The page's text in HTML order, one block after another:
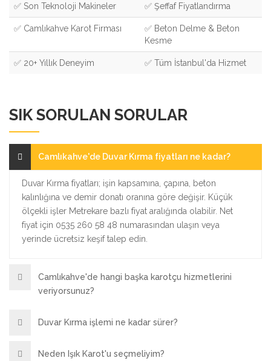
✅ Son Teknoloji Makineler ✅ Şeffaf Fiyatlandırma
✅ Camlıkahve Karot Firması
✅ Beton Delme & Beton
Kesme
✅ 20+ Yıllık Deneyim ✅ Tüm İstanbul'da Hizmet
SIK SORULAN SORULAR
Camlıkahve'de Duvar Kırma fiyatları ne kadar?
Duvar Kırma fiyatları; işin kapsamına, çapına, beton
kalınlığına ve demir donatı oranına göre değişir. Küçük
ölçekli işler Metrekare bazlı fiyat aralığında olabilir. Net
fiyat için 0535 260 58 48 numarasından ulaşın veya
yerinde ücretsiz keşif talep edin.
Camlıkahve'de hangi başka karotçu hizmetlerini
veriyorsunuz?
Duvar Kırma işlemi ne kadar sürer?
Neden Işık Karot'u seçmeliyim?